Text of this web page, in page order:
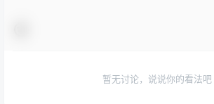
暂无讨论，说说你的看法吧